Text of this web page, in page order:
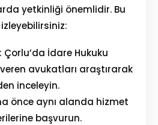
yetkinliği önemlidir. Bu
: Çorlu’da İdare Hukuku
avukatları araştırarak
inceleyin.
önce aynı alanda hizmet
başvurun.
Home